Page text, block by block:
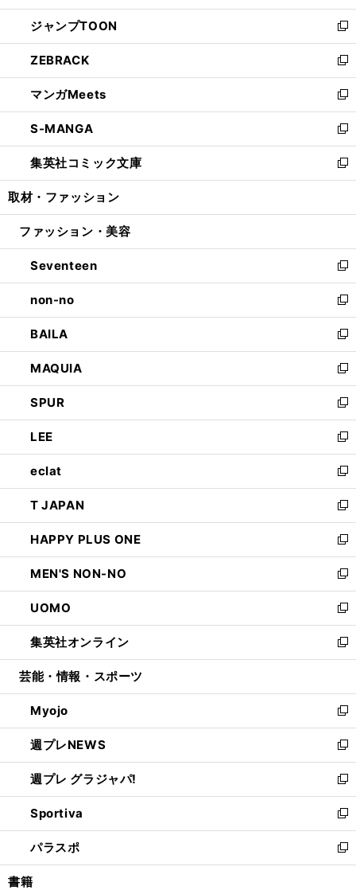
開
く
ウ
で
開
く
ン
ド
ウ
で
開
く
ウ
ィ
ン
ド
ウ
で
開
く
し
い
ウ
ィ
ン
ド
ウ
で
開
く
ジャンプTOON
新
し
い
ウ
ィ
ン
ド
ウ
で
開
ZEBRACK
新
し
い
ウ
ィ
ン
ド
ウ
開
マンガMeets
新
し
い
ウ
ィ
ン
ウ
開
く
S-MANGA
新
し
い
ウ
ン
ウ
で
開
く
集英社コミック文庫
新
し
ウ
ン
ド
ウ
で
開
く
取材・ファッション
ファッション・美容
Seventeen
新
し
い
ウ
ィ
ン
ド
ウ
で
開
く
non-no
新
し
い
ウ
ィ
ン
ド
ウ
で
開
く
BAILA
新
し
い
ウ
ィ
ン
ド
ウ
で
開
く
MAQUIA
新
し
い
ウ
ィ
ン
ド
ウ
で
開
く
SPUR
新
し
い
ウ
ィ
ン
ド
ウ
で
開
く
LEE
新
し
い
ウ
ィ
ン
ド
ウ
で
開
く
eclat
新
し
い
ウ
ィ
ン
ド
ウ
で
開
く
T JAPAN
新
し
い
ウ
ィ
ン
ド
ウ
で
開
HAPPY PLUS ONE
新
し
い
ウ
ィ
ン
ド
ウ
開
く
MEN'S NON-NO
新
し
い
ウ
ィ
ン
ウ
で
開
く
UOMO
新
し
い
ウ
ン
ド
ウ
で
開
く
集英社オンライン
新
し
ウ
ィ
ン
ド
ウ
で
開
く
芸能・情報・スポーツ
Myojo
新
し
い
ウ
ィ
ン
ド
ウ
で
開
週プレNEWS
新
し
い
ウ
ィ
ン
ド
ウ
週プレ グラジャパ!
新
し
い
ウ
ィ
ン
Sportiva
新
し
い
ウ
パラスポ
新
し
書籍